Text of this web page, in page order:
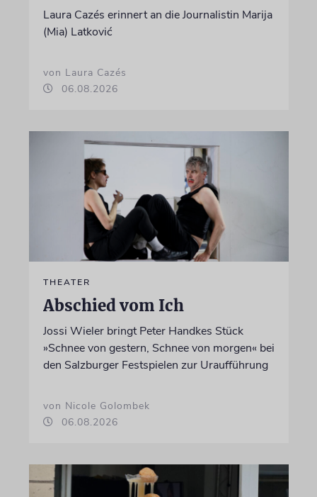
Laura Cazés erinnert an die Journalistin Marija
(Mia) Latković
von Laura Cazés
06.08.2026
THEATER
Abschied vom Ich
Jossi Wieler bringt Peter Handkes Stück
»Schnee von gestern, Schnee von morgen« bei
den Salzburger Festspielen zur Uraufführung
von Nicole Golombek
06.08.2026